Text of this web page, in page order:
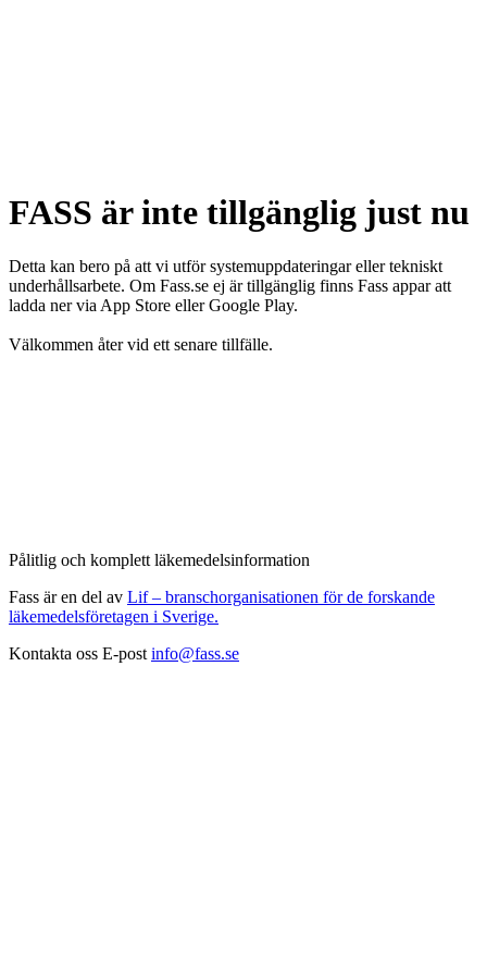
FASS är inte tillgänglig just nu
Detta kan bero på att vi utför systemuppdateringar eller tekniskt
underhållsarbete. Om Fass.se ej är tillgänglig finns Fass appar att
ladda ner via App Store eller Google Play.
Välkommen åter vid ett senare tillfälle.
Pålitlig och komplett läkemedelsinformation
Fass är en del av Lif – branschorganisationen för de forskande
läkemedelsföretagen i Sverige.
Kontakta oss E-post info@fass.se